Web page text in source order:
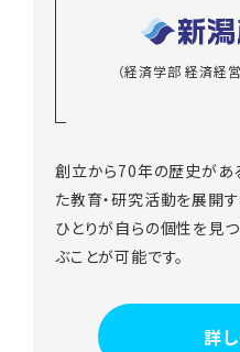
（経済学部 経済経
創立から70年の歴史があ
た教育・研究活動を展開
ひとりが自らの個性を見つ
ぶことが可能です。
詳